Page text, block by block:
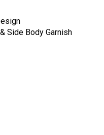
Side Body Garnish